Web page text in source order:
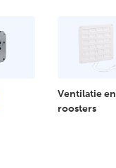
Ventilatie en
roosters